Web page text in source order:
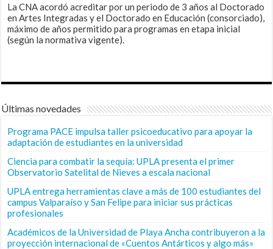
La CNA acordó acreditar por un periodo de 3 años al Doctorado
en Artes Integradas y el Doctorado en Educación (consorciado),
máximo de años permitido para programas en etapa inicial
(según la normativa vigente).
Últimas novedades
Programa PACE impulsa taller psicoeducativo para apoyar la
adaptación de estudiantes en la universidad
Ciencia para combatir la sequía: UPLA presenta el primer
Observatorio Satelital de Nieves a escala nacional
UPLA entrega herramientas clave a más de 100 estudiantes del
campus Valparaíso y San Felipe para iniciar sus prácticas
profesionales
Académicos de la Universidad de Playa Ancha contribuyeron a la
proyección internacional de «Cuentos Antárticos y algo más»